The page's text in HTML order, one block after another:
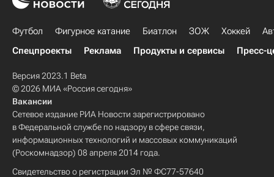
Футбол Фигурное катание Биатлон ЗОЖ Хоккей
Спецпроекты
Реклама Продукты и сервисы Пресс-
Версия 2023.1 Beta
© 2026 МИА «Россия сегодня»
Вакансии
Сетевое издание РИА Новости зарегистрировано
в Федеральной службе по надзору в сфере связи,
информационных технологий и массовых коммуникаций
(Роскомнадзор) 08 апреля 2014 года.
Свидетельство о регистрации Эл № ФС77-57640